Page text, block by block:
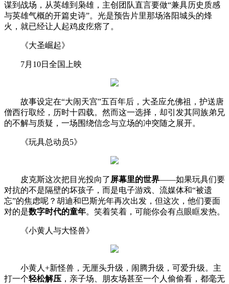
谋到战场，从英雄到枭雄，主创团队直言要做“兼具历史质感
与英雄气概的开篇史诗”。光是预告片里那场洛阳城头的烽
火，就已经让人起鸡皮疙瘩了。
《大圣崛起》
7月10日全国上映
故事设定在“大闹天宫”五百年后，大圣应允佛祖，护送唐
僧西行取经，历时十四载。然而这一选择，却引发其同族弟兄
的不解与质疑，一场围绕信念与立场的冲突随之展开。
《玩具总动员5》
皮克斯这次把目光投向了 屏幕里的世界——如果玩具们要
对抗的不是隔壁的坏孩子，而是电子游戏、流媒体和“被遗
忘”的焦虑呢？胡迪和巴斯光年再次出发，但这次，他们要面
对的是数字时代的童年。笑着笑着，可能你会有点眼眶发热。
《小黄人与大怪兽》
小黄人+新怪兽，无厘头升级，闹腾升级，可爱升级。主
打一个轻松解压 ，亲子场、朋友场甚至一个人偷偷看，都毫无